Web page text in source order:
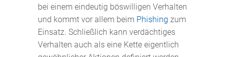
bei einem eindeutig böswilligen Verhalten
und kommt vor allem beim Phishing zum
Einsatz. Schließlich kann verdächtiges
Verhalten auch als eine Kette eigentlich